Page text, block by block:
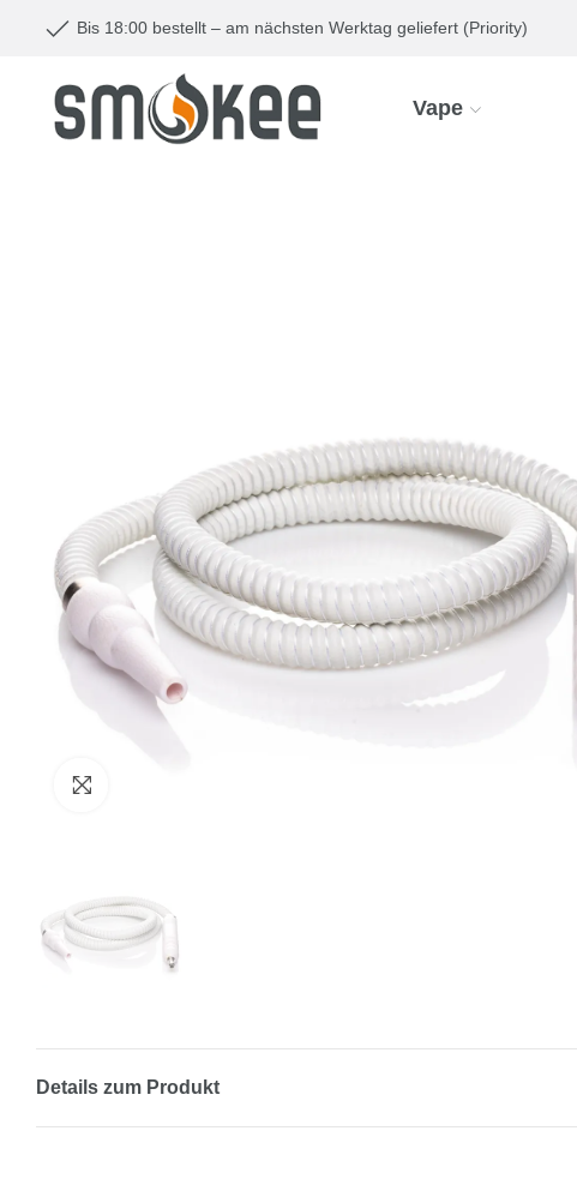
Bis 18:00 bestellt – am nächsten Werktag geliefert (Priority)
Vape
Details zum Produkt